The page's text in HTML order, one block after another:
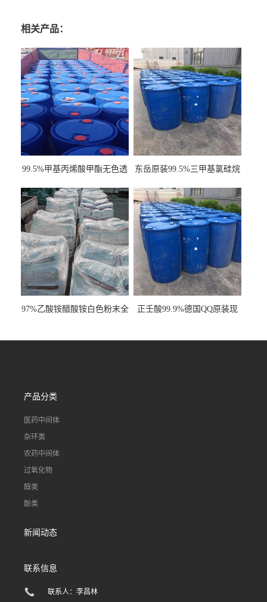
相关产品：
99.5%甲基丙烯酸甲酯无色透
东岳原装99.5%三甲基氯硅烷
97%乙酸铵醋酸铵白色粉末全
正壬酸99.9%德国QQ原装现
产品分类
医药中间体
杂环类
农药中间体
过氧化物
醇类
酚类
新闻动态
联系信息
联系人：李昌林